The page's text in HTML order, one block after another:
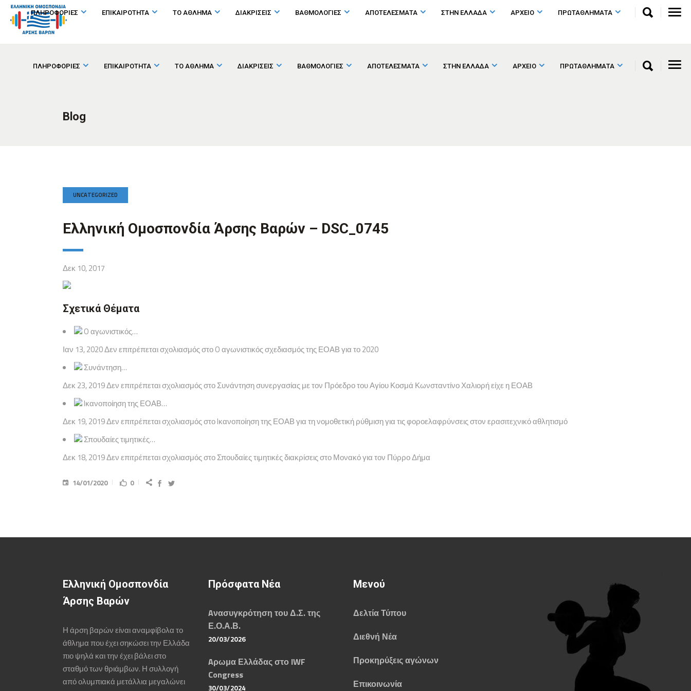
ΠΛΗΡΟΦΟΡΙΕΣ ΕΠΙΚΑΙΡΟΤΗΤΑ ΤΟ ΑΘΛΗΜΑ ΔΙΑΚΡΙΣΕΙΣ ΒΑΘΜΟΛΟΓΙΕΣ ΑΠΟΤΕΛΕΣΜΑΤΑ ΣΤΗΝ ΕΛΛΑΔΑ ΑΡΧΕΙΟ ΠΡΩΤΑΘΛΗΜΑΤΑ
ΠΛΗΡΟΦΟΡΙΕΣ ΕΠΙΚΑΙΡΟΤΗΤΑ ΤΟ ΑΘΛΗΜΑ ΔΙΑΚΡΙΣΕΙΣ ΒΑΘΜΟΛΟΓΙΕΣ ΑΠΟΤΕΛΕΣΜΑΤΑ ΣΤΗΝ ΕΛΛΑΔΑ ΑΡΧΕΙΟ ΠΡΩΤΑΘΛΗΜΑΤΑ
Blog
UNCATEGORIZED
Ελληνική Ομοσπονδία Άρσης Βαρών – DSC_0745
Δεκ 10, 2017
Σχετικά Θέματα
O αγωνιστικός…
Ιαν 13, 2020 Δεν επιτρέπεται σχολιασμός στο O αγωνιστικός σχεδιασμός της ΕΟΑΒ για το 2020
Συνάντηση…
Δεκ 23, 2019 Δεν επιτρέπεται σχολιασμός στο Συνάντηση συνεργασίας με τον Πρόεδρο του Αγίου Κοσμά Κωνσταντίνο Χαλιορή είχε η ΕΟΑΒ
Iκανοποίηση της ΕΟΑΒ…
Δεκ 19, 2019 Δεν επιτρέπεται σχολιασμός στο Iκανοποίηση της ΕΟΑΒ για τη νομοθετική ρύθμιση για τις φοροελαφρύνσεις στον ερασιτεχνικό αθλητισμό
Σπουδαίες τιμητικές…
Δεκ 18, 2019 Δεν επιτρέπεται σχολιασμός στο Σπουδαίες τιμητικές διακρίσεις στο Μονακό για τον Πύρρο Δήμα
14/01/2020 0
Ελληνική Ομοσπονδία
Άρσης Βαρών
Η άρση βαρών είναι αναμφίβολα το
άθλημα που έχει σηκώσει την Ελλάδα
πιο ψηλά και την έχει βάλει στο
σταθμό των θριάμβων. Η συλλογή
από ολυμπιακά μετάλλια μεγαλώνει
Πρόσφατα Νέα
Aνασυγκρότηση του Δ.Σ. της
Ε.Ο.Α.Β.
20/03/2026
Aρωμα Ελλάδας στο IWF
Congress
30/03/2024
Μενού
Δελτία Τύπου
Διεθνή Νέα
Προκηρύξεις αγώνων
Επικοινωνία